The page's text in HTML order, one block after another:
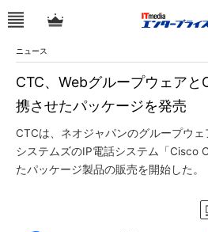
ニュース
CTC、Webグループウェア
携させたパッケージを発売
CTCは、ネオジャパンのグループウェ
システムズのIP電話システム「Cisco
たパッケージ製品の販売を開始した。